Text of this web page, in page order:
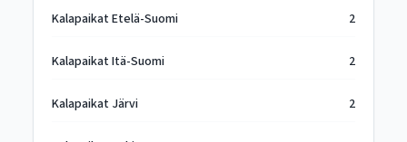
Kalapaikat Etelä-Suomi 2
Kalapaikat Itä-Suomi 2
Kalapaikat Järvi 2